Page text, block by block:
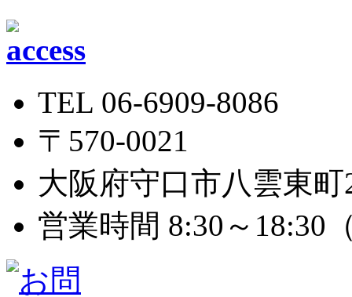
TEL 06-6909-8086
〒570-0021
大阪府守口市八雲東町
営業時間 8:30～18:30